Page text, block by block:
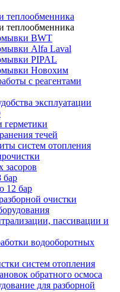
теплообменника
теплообменника
BWT
Alfa Laval
PIPAL
Новохим
с реагентами
эксплуатации
герметики
течей
систем отопления
засоров
бар
12 бар
очистки
пассивации и
водооборотных
систем отопления
обратного осмоса
для разборной